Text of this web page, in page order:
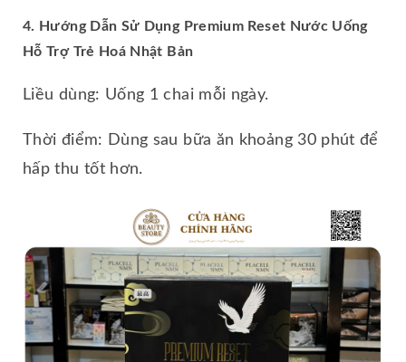
4. Hướng Dẫn Sử Dụng Premium Reset Nước Uống
Hỗ Trợ Trẻ Hoá Nhật Bản
Liều dùng: Uống 1 chai mỗi ngày.
Thời điểm: Dùng sau bữa ăn khoảng 30 phút để
hấp thu tốt hơn.